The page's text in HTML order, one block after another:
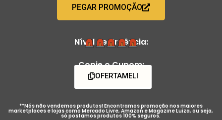
PEGAR PROMOÇÃO
Nível de Urgência:
Copie o Cupom:
OFERTAMELI
**Nós não vendemos produtos! Encontramos promoção nos maiores
marketplaces e lojas como Mercado Livre, Amazon e Magazine Luiza, ou seja,
só postamos produtos 100% seguros.